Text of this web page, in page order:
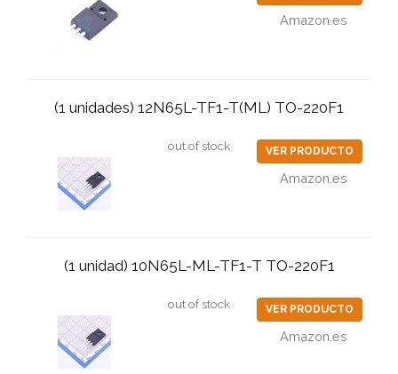
Amazon.es
(1 unidades) 12N65L-TF1-T(ML) TO-220F1
out of stock VER PRODUCTO
Amazon.es
(1 unidad) 10N65L-ML-TF1-T TO-220F1
out of stock VER PRODUCTO
Amazon.es